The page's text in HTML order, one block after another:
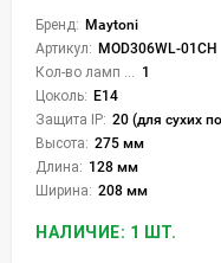
Бренд: Maytoni
Артикул: MOD306WL-01CH
1
Цоколь: E14
Защита IP: 20 (для сухих пом.)
Высота: 275 мм
Длина: 128 мм
Ширина: 208 мм
НАЛИЧИЕ: 1 ШТ.